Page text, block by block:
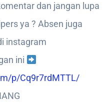
dan jangan lupa
ya ? Absen juga
instagram
ini
p/Cq9r7rdMTTL/